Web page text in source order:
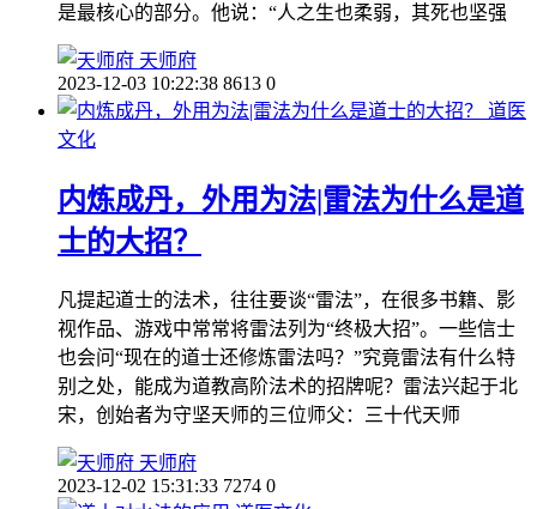
是最核心的部分。他说：“人之生也柔弱，其死也坚强
天师府
2023-12-03 10:22:38 8613 0
道医
文化
内炼成丹，外用为法|雷法为什么是道
士的大招？
凡提起道士的法术，往往要谈“雷法”，在很多书籍、影
视作品、游戏中常常将雷法列为“终极大招”。一些信士
也会问“现在的道士还修炼雷法吗？”究竟雷法有什么特
别之处，能成为道教高阶法术的招牌呢？雷法兴起于北
宋，创始者为守坚天师的三位师父：三十代天师
天师府
2023-12-02 15:31:33 7274 0